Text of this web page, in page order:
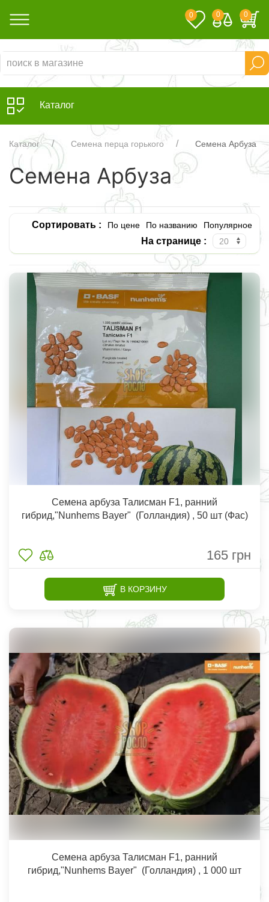
0 0 0
Каталог
Каталог Семена перца горького Семена Арбуза
Семена Арбуза
Сортировать : По цене По названию Популярное
На странице :
Семена арбуза Талисман F1, ранний
гибрид,"Nunhems Bayer" (Голландия) , 50 шт (Фас)
165 грн
В КОРЗИНУ
Семена арбуза Талисман F1, ранний
гибрид,"Nunhems Bayer" (Голландия) , 1 000 шт